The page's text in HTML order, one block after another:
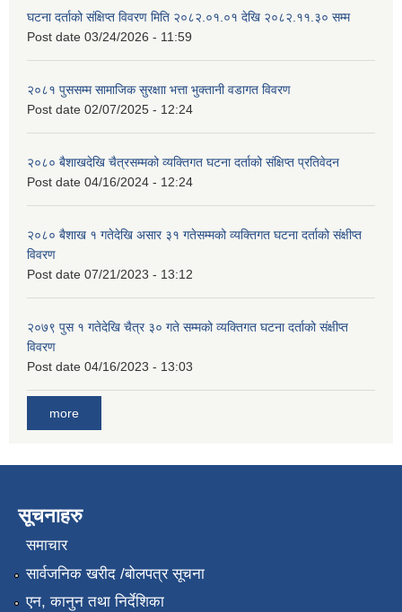
घटना दर्ताको संक्षिप्त विवरण मिति २०८२.०१.०१ देखि २०८२.११.३० सम्म
Post date 03/24/2026 - 11:59
२०८१ पुससम्म सामाजिक सुरक्षाा भत्ता भुक्तानी वडागत विवरण
Post date 02/07/2025 - 12:24
२०८० बैशाखदेखि चैत्रसम्मको व्यक्तिगत घटना दर्ताको संक्षिप्त प्रतिवेदन
Post date 04/16/2024 - 12:24
२०८० बैशाख १ गतेदेखि असार ३१ गतेसम्मको व्यक्तिगत घटना दर्ताको संक्षीप्त
विवरण
Post date 07/21/2023 - 13:12
२०७९ पुस १ गतेदेखि चैत्र ३० गते सम्मको व्यक्तिगत घटना दर्ताको संक्षीप्त
विवरण
Post date 04/16/2023 - 13:03
more
सूचनाहरु
समाचार
सार्वजनिक खरीद /बोलपत्र सूचना
एन, कानुन तथा निर्देशिका